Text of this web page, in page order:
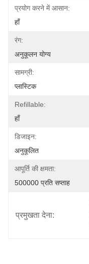
प्रयोग करने में आसान:
हाँ
रंग:
अनुकूलन योग्य
सामग्री:
प्लास्टिक
Refillable:
हाँ
डिजाइन:
अनुकूलित
आपूर्ति की क्षमता:
500000 प्रति सप्ताह
प्रमुखता देना: